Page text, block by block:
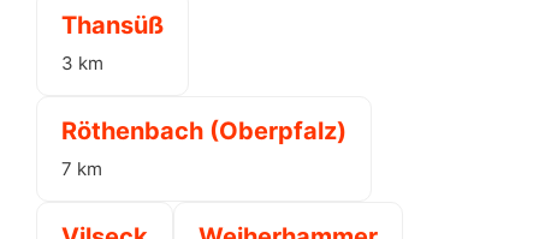
Thansüß
3 km
Röthenbach (Oberpfalz)
7 km